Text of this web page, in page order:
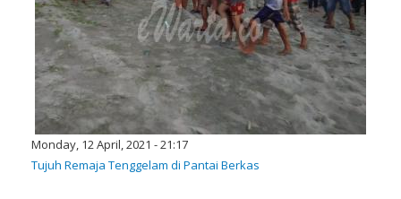
Monday, 12 April, 2021 - 21:17
Tujuh Remaja Tenggelam di Pantai Berkas